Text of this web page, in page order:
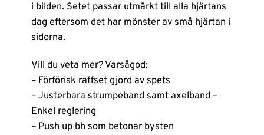
i bilden. Setet passar utmärkt till alla hjärtans
dag eftersom det har mönster av små hjärtan i
sidorna.
Vill du veta mer? Varsågod:
– Förförisk raffset gjord av spets
– Justerbara strumpeband samt axelband –
Enkel reglering
– Push up bh som betonar bysten